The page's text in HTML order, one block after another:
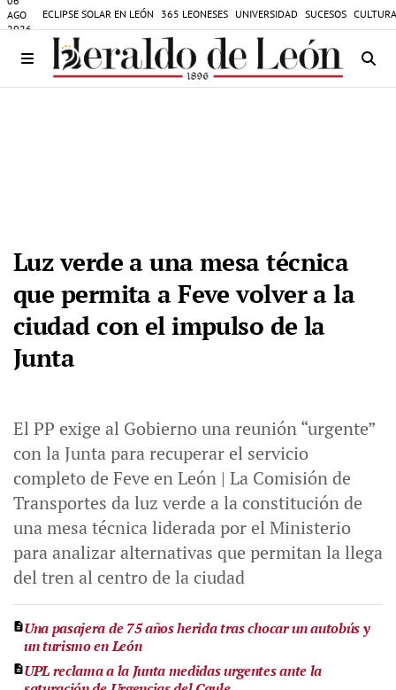
AGO
2026
ECLIPSE SOLAR EN LEÓN 365 LEONESES UNIVERSIDAD SUCESOS
Luz verde a una mesa técnica
que permita a Feve volver a la
ciudad con el impulso de la
Junta
El PP exige al Gobierno una reunión “urgente”
con la Junta para recuperar el servicio
completo de Feve en León | La Comisión de
Transportes da luz verde a la constitución de
una mesa técnica liderada por el Ministerio
para analizar alternativas que permitan la llega
del tren al centro de la ciudad
Una pasajera de 75 años herida tras chocar un autobús y
un turismo en León
UPL reclama a la Junta medidas urgentes ante la